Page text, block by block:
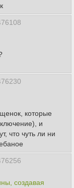
которые
и
что чуть ли ни
создавая